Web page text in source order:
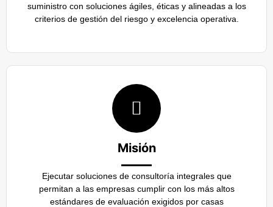
suministro con soluciones ágiles, éticas y alineadas a los
criterios de gestión del riesgo y excelencia operativa.
Misión
Ejecutar soluciones de consultoría integrales que
permitan a las empresas cumplir con los más altos
estándares de evaluación exigidos por casas